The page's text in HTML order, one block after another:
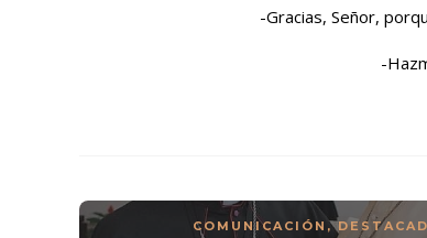
-Gracias, Señor,
-
COMUNICACIÓN ,